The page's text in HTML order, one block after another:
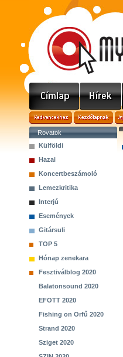
Rovatok
Külföldi
Hazai
Koncertbeszámoló
Lemezkritika
Interjú
Események
Gitársuli
TOP 5
Hónap zenekara
Fesztiválblog 2020
Balatonsound 2020
EFOTT 2020
Fishing on Orfű 2020
Strand 2020
Sziget 2020